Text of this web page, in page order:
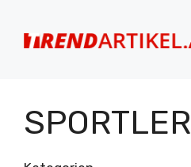
springen
SPORTLER